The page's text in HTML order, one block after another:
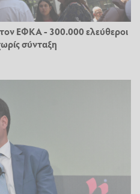
ΕΦΚΑ - 300.000 ελεύθεροι
σύνταξη